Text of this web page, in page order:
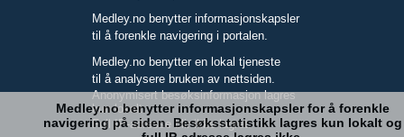
Medley.no benytter informasjonskapsler
til å forenkle navigering i portalen.
Medley.no benytter en lokal tjeneste
til å analysere bruken av nettsiden.
Anonymisert besøksinformasjon lagres
kun lokalt.
Full IP-adresse blir ikke lagret.
Medley.no benytter informasjonskapsler for å forenkle
navigering på siden. Besøksstatistikk lagres kun lokalt og